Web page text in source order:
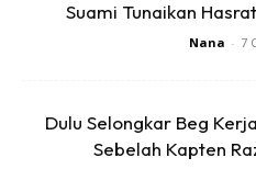
Suami Tunaikan
Nana - 7
Dulu Selongkar Beg
Sebelah Kapten